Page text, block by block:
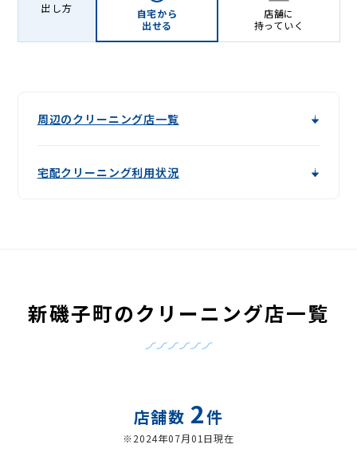
出し方
自宅から
出せる
店舗に
持っていく
周辺のクリーニング店一覧
宅配クリーニング利用状況
新磯子町のクリーニング店一覧
店舗数 2件
※2024年07月01日現在